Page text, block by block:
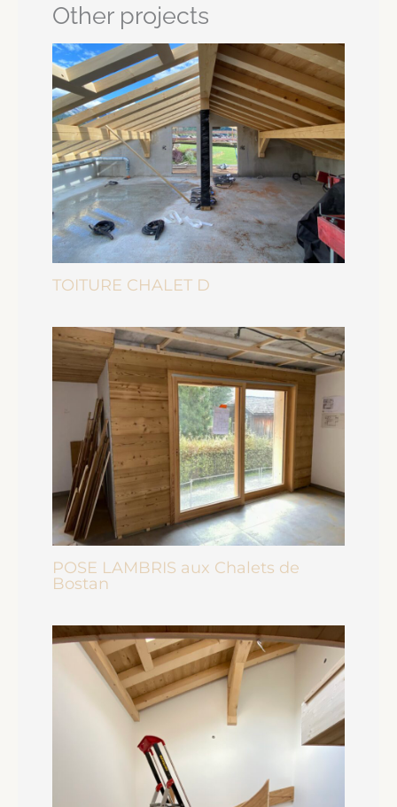
Other projects
TOITURE CHALET D
POSE LAMBRIS aux Chalets de
Bostan